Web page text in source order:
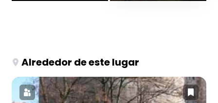
Alrededor de este lugar